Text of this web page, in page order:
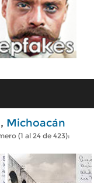
Michoacán
(1 al 24 de 423):